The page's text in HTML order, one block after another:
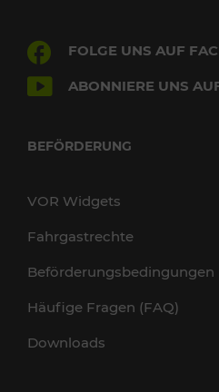
FOLGE UNS AUF
ABONNIERE UNS
BEFÖRDERUNG
VOR Widgets
Fahrgastrechte
Beförderungsbedingungen
Häufige Fragen (FAQ)
Downloads